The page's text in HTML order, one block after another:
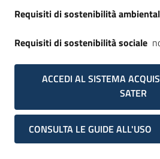
Requisiti di sostenibilità
Requisiti di sostenibilità sociale
ACCEDI AL SISTEMA
SATER
CONSULTA LE GUIDE ALL'USO